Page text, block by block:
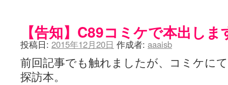
【告知】C89コミケで本出しま
投稿日: 2015年12月20日 作成者: aaaisb
前回記事でも触れましたが、コミケに
探訪本。